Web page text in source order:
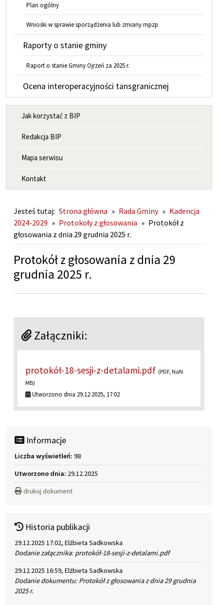
Plan ogólny
Wnioski w sprawie sporządzenia lub zmiany mpzp
Raporty o stanie gminy
Raport o stanie Gminy Ojrzeń za 2025 r.
Ocena interoperacyjności tansgranicznej
MENU INFORMACYJNE
Jak korzystać z BIP
Redakcja BIP
Mapa serwisu
Kontakt
Jesteś tutaj: Strona główna » Rada Gminy » Kadencja
2024-2029 » Protokoły z głosowania » Protokół z
głosowania z dnia 29 grudnia 2025 r.
Protokół z głosowania z dnia 29
grudnia 2025 r.
Załączniki:
protokół-18-sesji-z-detalami.pdf (PDF, NaN
MB)
Utworzono dnia 29.12.2025, 17:02
Informacje
Liczba wyświetleń: 98
Utworzono dnia: 29.12.2025
drukuj dokument
Historia publikacji
29.12.2025 17:02, Elżbieta Sadkowska
Dodanie załącznika: protokół-18-sesji-z-detalami.pdf
29.12.2025 16:59, Elżbieta Sadkowska
Dodanie dokumentu: Protokół z głosowania z dnia 29 grudnia
2025 r.